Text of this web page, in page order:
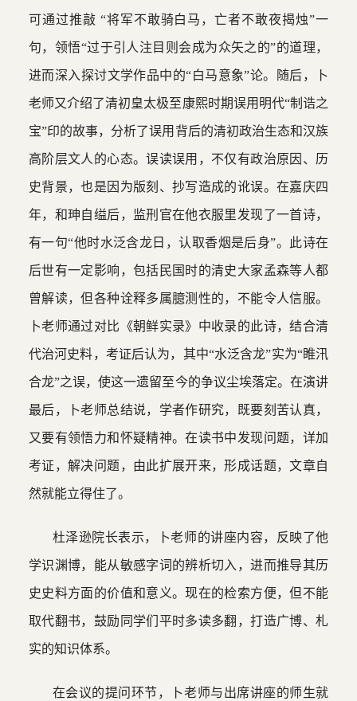
可通过推敲 “将军不敢骑白马，亡者不敢夜揭烛”一
句，领悟“过于引人注目则会成为众矢之的”的道理，
进而深入探讨文学作品中的“白马意象”论。随后，卜
老师又介绍了清初皇太极至康熙时期误用明代“制诰之
宝”印的故事，分析了误用背后的清初政治生态和汉族
高阶层文人的心态。误读误用，不仅有政治原因、历
史背景，也是因为版刻、抄写造成的讹误。在嘉庆四
年，和珅自缢后，监刑官在他衣服里发现了一首诗，
有一句“他时水泛含龙日，认取香烟是后身”。此诗在
后世有一定影响，包括民国时的清史大家孟森等人都
曾解读，但各种诠释多属臆测性的，不能令人信服。
卜老师通过对比《朝鲜实录》中收录的此诗，结合清
代治河史料，考证后认为，其中“水泛含龙”实为“睢汛
合龙”之误，使这一遗留至今的争议尘埃落定。在演讲
最后，卜老师总结说，学者作研究，既要刻苦认真，
又要有领悟力和怀疑精神。在读书中发现问题，详加
考证，解决问题，由此扩展开来，形成话题，文章自
然就能立得住了。
杜泽逊院长表示，卜老师的讲座内容，反映了他
学识渊博，能从敏感字词的辨析切入，进而推导其历
史史料方面的价值和意义。现在的检索方便，但不能
取代翻书，鼓励同学们平时多读多翻，打造广博、札
实的知识体系。
在会议的提问环节，卜老师与出席讲座的师生就